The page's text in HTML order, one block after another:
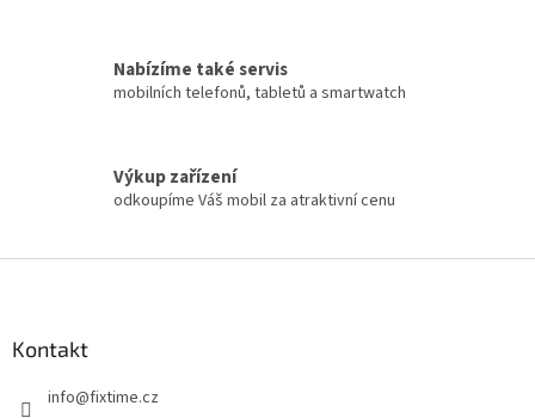
Nabízíme také servis
mobilních telefonů, tabletů a smartwatch
Výkup zařízení
odkoupíme Váš mobil za atraktivní cenu
Kontakt
info@fixtime.cz